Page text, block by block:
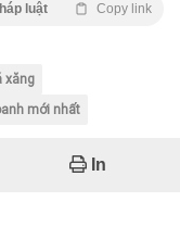
luật Copy link
xăng
mới nhất
In